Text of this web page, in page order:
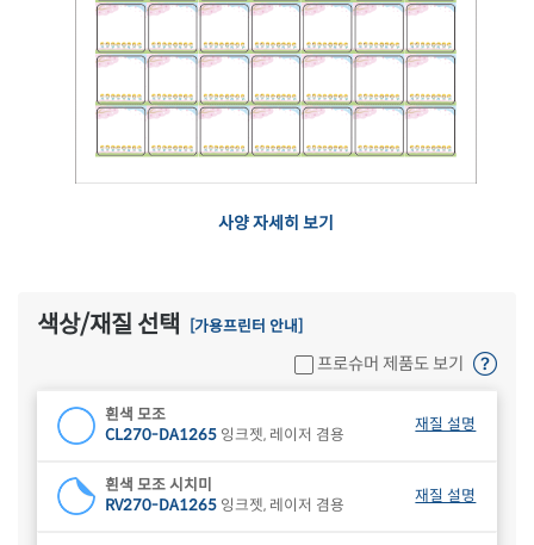
사양 자세히 보기
색상/재질 선택 [가용프린터 안내]
프로슈머 제품도 보기
흰색 모조
CL270-DA1265 잉크젯, 레이저 겸용
재질 설명
흰색 모조 시치미
RV270-DA1265 잉크젯, 레이저 겸용
재질 설명